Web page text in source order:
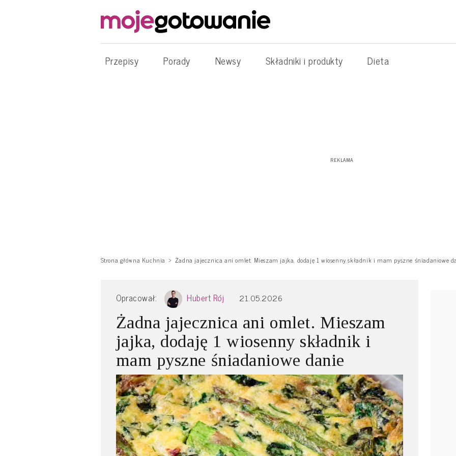
Przepisy Porady Newsy Składniki i produkty Dieta
Strona główna Kuchnia Żadna jajecznica ani omlet. Mieszam jajka, dodaję 1 wiosenny składnik i mam pyszne śniadaniowe
Opracował: Hubert Rój 21.05.2026
Żadna jajecznica ani omlet. Mieszam
jajka, dodaję 1 wiosenny składnik i
mam pyszne śniadaniowe danie